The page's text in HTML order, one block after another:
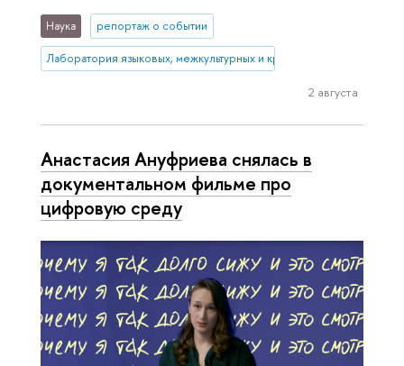
Наука репортаж о событии
Лаборатория языковых, межкультурных и креативных компетенций
2 августа
Анастасия Ануфриева снялась в
документальном фильме про
цифровую среду